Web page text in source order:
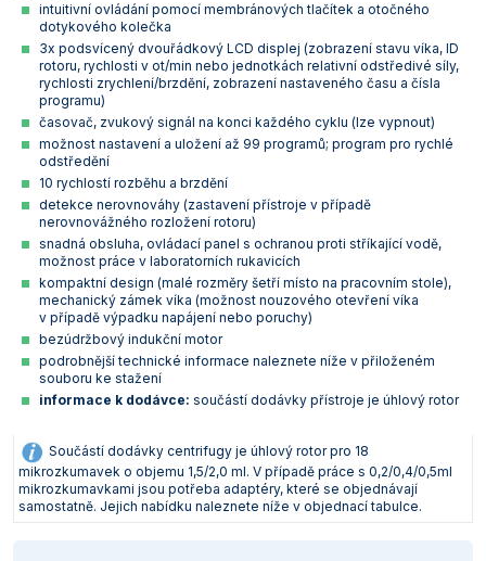
intuitivní ovládání pomocí membránových tlačítek a otočného
dotykového kolečka
3x podsvícený dvouřádkový LCD displej (zobrazení stavu víka, ID
rotoru, rychlosti v ot/min nebo jednotkách relativní odstředivé síly,
rychlosti zrychlení/brzdění, zobrazení nastaveného času a čísla
programu)
časovač, zvukový signál na konci každého cyklu (lze vypnout)
možnost nastavení a uložení až 99 programů; program pro rychlé
odstředění
10 rychlostí rozběhu a brzdění
detekce nerovnováhy (zastavení přístroje v případě
nerovnovážného rozložení rotoru)
snadná obsluha, ovládací panel s ochranou proti stříkající vodě,
možnost práce v laboratorních rukavicích
kompaktní design (malé rozměry šetří místo na pracovním stole),
mechanický zámek víka (možnost nouzového otevření víka
v případě výpadku napájení nebo poruchy)
bezúdržbový indukční motor
podrobnější technické informace naleznete níže v přiloženém
souboru ke stažení
informace k dodávce: součástí dodávky přístroje je úhlový rotor
Součástí dodávky centrifugy je úhlový rotor pro 18
mikrozkumavek o objemu 1,5/2,0 ml. V případě práce s 0,2/0,4/0,5ml
mikrozkumavkami jsou potřeba adaptéry, které se objednávají
samostatně. Jejich nabídku naleznete níže v objednací tabulce.